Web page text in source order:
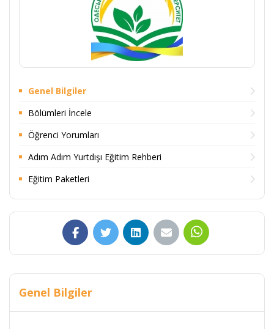
Genel Bilgiler
Bölümleri İncele
Öğrenci Yorumları
Adım Adım Yurtdışı Eğitim Rehberi
Eğitim Paketleri
Genel Bilgiler